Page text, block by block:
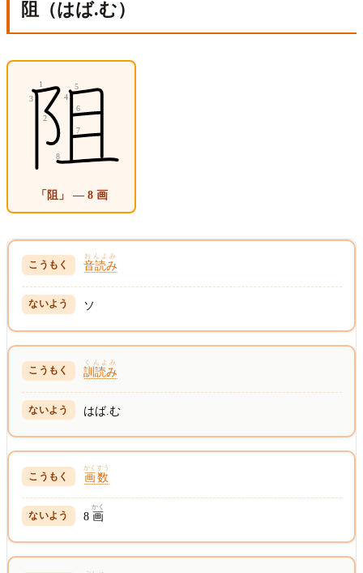
阻（はば.む）
「阻」 — 8 画
音読み
おんよみ
ソ
訓読み
くんよみ
はば.む
画数
かくすう
8 画
かく